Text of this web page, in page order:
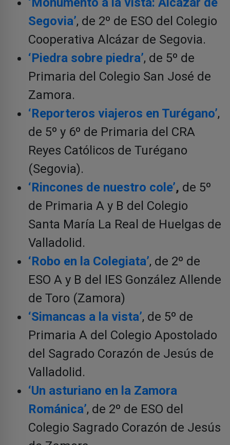
Segovia’, de 2º de ESO del Colegio
Cooperativa Alcázar de Segovia.
‘Piedra sobre piedra’, de 5º de
Primaria del Colegio San José de
Zamora.
‘Reporteros viajeros en Turégano’,
de 5º y 6º de Primaria del CRA
Reyes Católicos de Turégano
(Segovia).
‘Rincones de nuestro cole’, de 5º
de Primaria A y B del Colegio
Santa María La Real de Huelgas de
Valladolid.
‘Robo en la Colegiata’, de 2º de
ESO A y B del IES González Allende
de Toro (Zamora)
‘Simancas a la vista’, de 5º de
Primaria A del Colegio Apostolado
del Sagrado Corazón de Jesús de
Valladolid.
‘Un asturiano en la Zamora
Románica’, de 2º de ESO del
Colegio Sagrado Corazón de Jesús